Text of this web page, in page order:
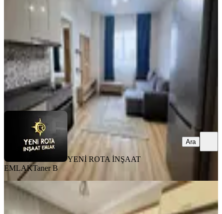
2+0
·4. Kat 01.08.2026
23.000 ₺
YENİ ROTA İNŞAAT EMLAKTaner B
Ara
YENİ ROTA İNŞAAT
EMLAKTaner B
Ara
MANZARALI
Çetin Gayrimenkulden Şekerdere
Cadde Üzeri Kiralık 4+1